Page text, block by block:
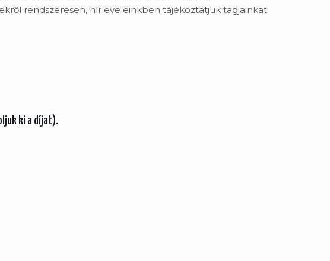
rendszeresen, hírleveleinkben tájékoztatjuk tagjainkat.
ki a díjat).